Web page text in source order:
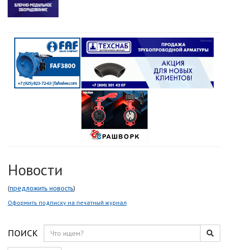
Новости
(предложить новость)
Оформить подписку на печатный журнал
ПОИСК